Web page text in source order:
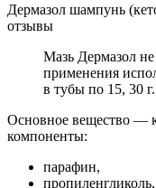
Дермазол шампунь
отзывы
Мазь Дермазол
применения
в тубы по 15, 30 г.
Основное вещество —
компоненты:
парафин,
пропиленгликоль,